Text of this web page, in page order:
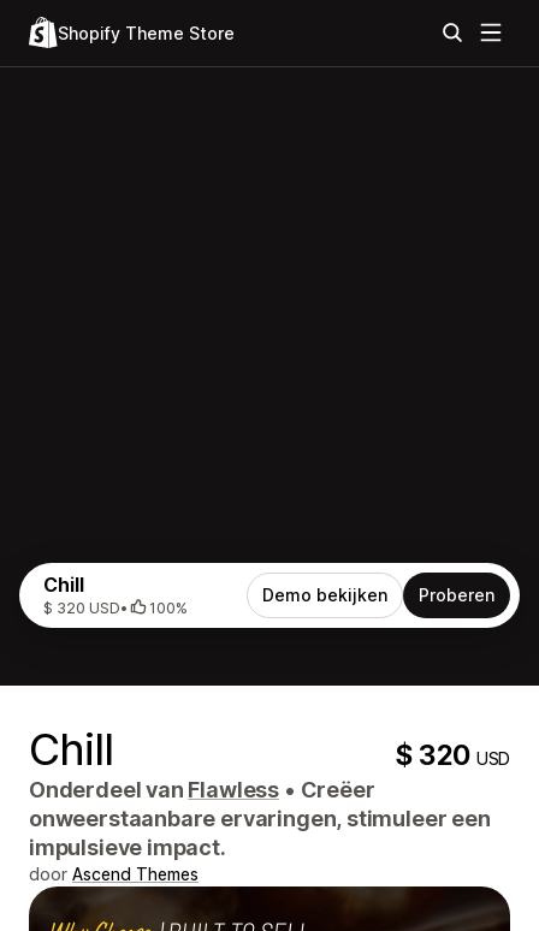
Shopify Theme Store
Chill
$ 320 USD• 100%
Demo bekijken Proberen
Chill $ 320USD
Onderdeel van Flawless • Creëer
onweerstaanbare ervaringen, stimuleer een
impulsieve impact.
door Ascend Themes